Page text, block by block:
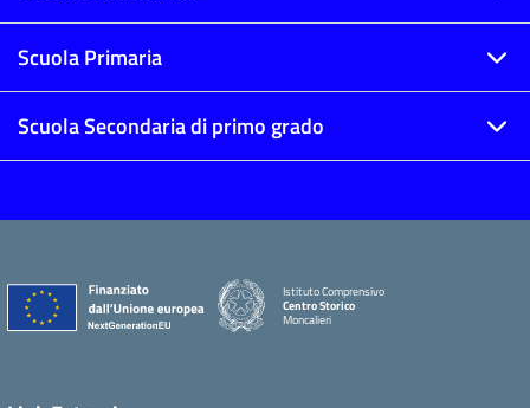
Scuola Primaria
Scuola Secondaria di primo grado
Istituto Comprensivo
Centro Storico
Moncalieri